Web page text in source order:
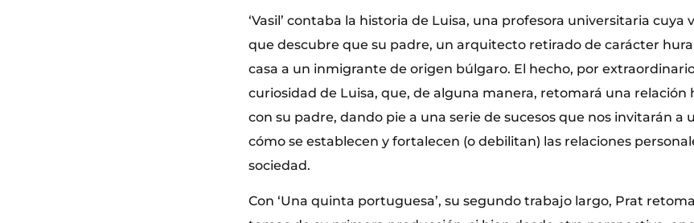
‘Vasil’ contaba la historia de Luisa, una profesora universitaria cuya
que descubre que su padre, un arquitecto retirado de carácter
casa a un inmigrante de origen búlgaro. El hecho, por
curiosidad de Luisa, que, de alguna manera, retomará una relación
con su padre, dando pie a una serie de sucesos que nos invitarán a
cómo se establecen y fortalecen (o debilitan) las relaciones
sociedad.
Con ‘Una quinta portuguesa’, su segundo trabajo largo, Prat